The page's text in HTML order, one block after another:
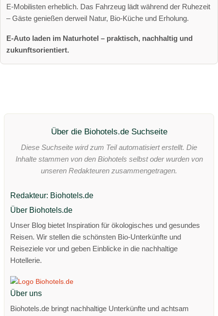
E-Mobilisten erheblich. Das Fahrzeug lädt während der Ruhezeit
– Gäste genießen derweil Natur, Bio-Küche und Erholung.
E-Auto laden im Naturhotel – praktisch, nachhaltig und
zukunftsorientiert.
Über die Biohotels.de Suchseite
Diese Suchseite wird zum Teil automatisiert erstellt. Die
Inhalte stammen von den Biohotels selbst oder wurden von
unseren Redakteuren zusammengetragen.
Redakteur: Biohotels.de
Über Biohotels.de
Unser Blog bietet Inspiration für ökologisches und gesundes
Reisen. Wir stellen die schönsten Bio-Unterkünfte und
Reiseziele vor und geben Einblicke in die nachhaltige
Hotellerie.
Über uns
Biohotels.de bringt nachhaltige Unterkünfte und achtsam